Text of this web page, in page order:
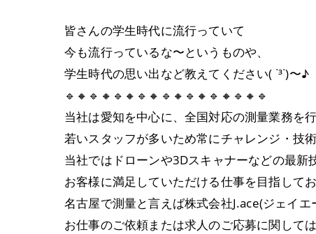
皆さんの学生時代に流行っていて
今も流行っているな〜というものや、
学生時代の思い出など教えてください( ˙³˙)〜♪
🔹🔸🔹🔸🔹🔸🔹🔸🔹🔸🔹🔸🔹🔸🔹🔸🔹
当社は愛知を中心に、全国対応の測量業務を行
若いスタッフが多いため常にチャレンジ・技
当社ではドローンや3Dスキャナーなどの最新
お客様に満足していただける仕事を目指して
名古屋で測量と言えば株式会社J.ace(ジェイエ
お仕事のご依頼または求人のご応募に関しては